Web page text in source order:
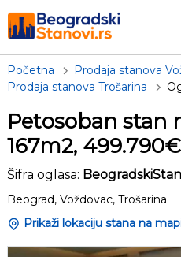
Početna
Prodaja stanova
Prodaja stanova Trošarina
Petosoban stan
167m2, 499.790€
Šifra oglasa:
Beograd, Voždovac, Trošarina
Prikaži lokaciju stana na